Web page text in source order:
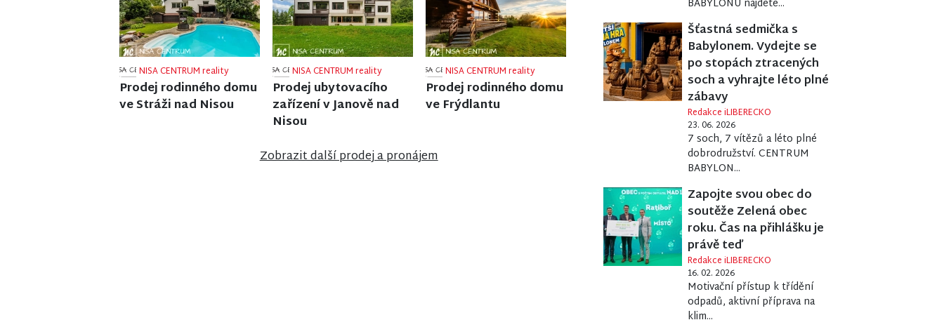
NISA CENTRUM reality
Prodej rodinného domu
ve Velkých Hamrech
NISA CENTRUM reality
Prodej rodinného domu
ve Vrchlabí
NISA CENTRUM reality
Prodej bytu 2+1 v
Jilemnici
Zobrazit další prodej a pronájem
BABYLONU najdete...
Šťastná sedmička s
Babylonem. Vydejte se
po stopách ztracených
soch a vyhrajte léto plné
zábavy
Redakce iLIBERECKO
23. 06. 2026
7 soch, 7 vítězů a léto plné
dobrodružství. CENTRUM
BABYLON...
Zapojte svou obec do
soutěže Zelená obec
roku. Čas na přihlášku je
právě teď
Redakce iLIBERECKO
16. 02. 2026
Motivační přístup k třídění
odpadů, aktivní příprava na
klim...